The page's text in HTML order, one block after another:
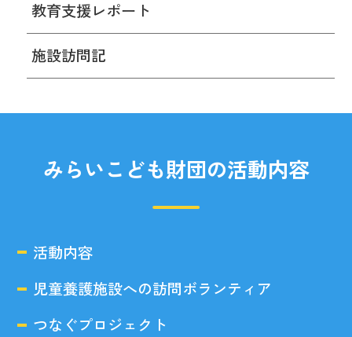
教育支援レポート
施設訪問記
みらいこども財団の活動内容
活動内容
児童養護施設への訪問ボランティア
つなぐプロジェクト